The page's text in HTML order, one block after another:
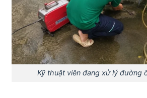
Kỹ thuật viên đang xử lý đường